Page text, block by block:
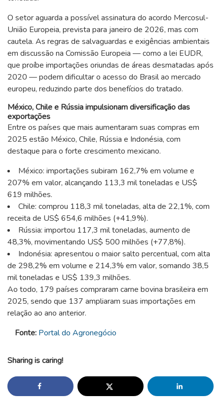
O setor aguarda a possível assinatura do acordo Mercosul-
União Europeia, prevista para janeiro de 2026, mas com
cautela. As regras de salvaguardas e exigências ambientais
em discussão na Comissão Europeia — como a lei EUDR,
que proíbe importações oriundas de áreas desmatadas após
2020 — podem dificultar o acesso do Brasil ao mercado
europeu, reduzindo parte dos benefícios do tratado.
México, Chile e Rússia impulsionam diversificação das
exportações
Entre os países que mais aumentaram suas compras em
2025 estão México, Chile, Rússia e Indonésia, com
destaque para o forte crescimento mexicano.
México: importações subiram 162,7% em volume e
207% em valor, alcançando 113,3 mil toneladas e US$
619 milhões.
Chile: comprou 118,3 mil toneladas, alta de 22,1%, com
receita de US$ 654,6 milhões (+41,9%).
Rússia: importou 117,3 mil toneladas, aumento de
48,3%, movimentando US$ 500 milhões (+77,8%).
Indonésia: apresentou o maior salto percentual, com alta
de 298,2% em volume e 214,3% em valor, somando 38,5
mil toneladas e US$ 139,3 milhões.
Ao todo, 179 países compraram carne bovina brasileira em
2025, sendo que 137 ampliaram suas importações em
relação ao ano anterior.
Fonte: Portal do Agronegócio
Sharing is caring!